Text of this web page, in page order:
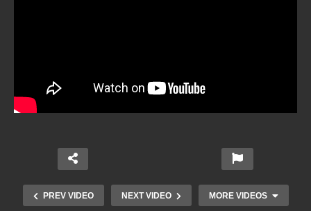
PREV VIDEO NEXT VIDEO MORE VIDEOS